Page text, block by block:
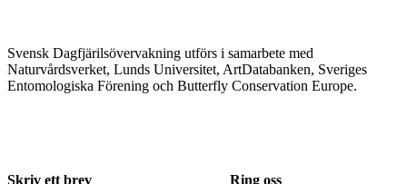
Svensk Dagfjärilsövervakning utförs i samarbete med
Naturvårdsverket, Lunds Universitet, ArtDatabanken, Sveriges
Entomologiska Förening och Butterfly Conservation Europe.
Skriv ett brev Ring oss